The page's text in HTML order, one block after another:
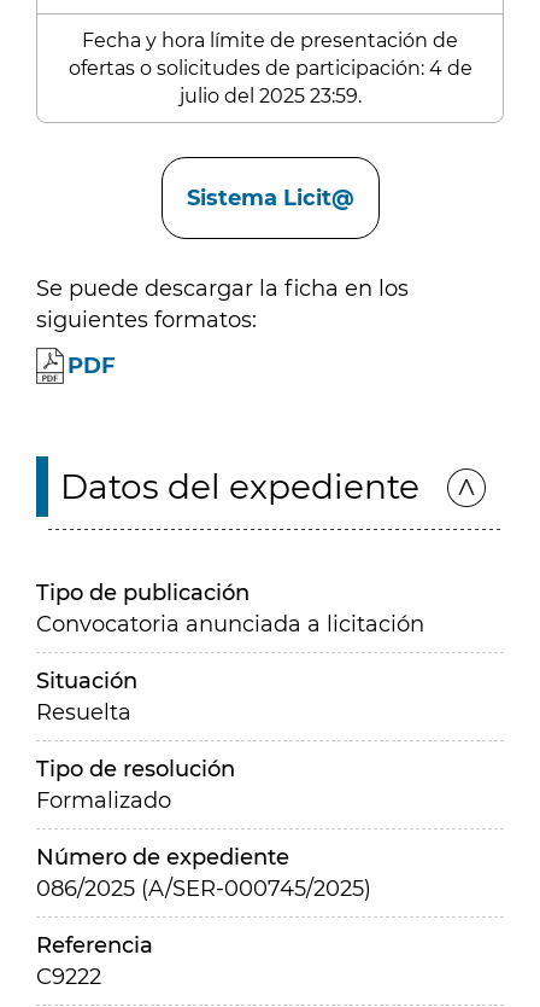
Fecha y hora límite de presentación de
ofertas o solicitudes de participación: 4 de
julio del 2025 23:59.
Sistema Licit@
Se puede descargar la ficha en los
siguientes formatos:
PDF
Datos del expediente
Tipo de publicación
Convocatoria anunciada a licitación
Situación
Resuelta
Tipo de resolución
Formalizado
Número de expediente
086/2025 (A/SER-000745/2025)
Referencia
C9222